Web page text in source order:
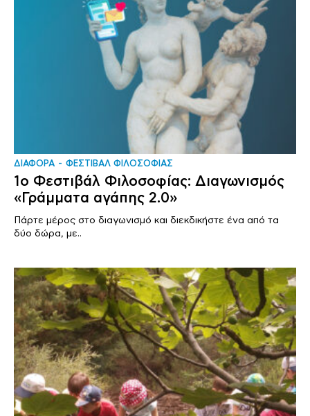
ΔΙΑΦΟΡΑ ΦΕΣΤΙΒΑΛ ΦΙΛΟΣΟΦΙΑΣ
1o Φεστιβάλ Φιλοσοφίας: Διαγωνισμός
«Γράμματα αγάπης 2.0»
Πάρτε μέρος στο διαγωνισμό και διεκδικήστε ένα από τα
δύο δώρα, με..